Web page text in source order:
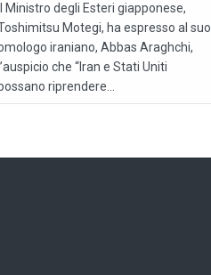
Il Ministro degli Esteri giapponese,
Motegi, ha espresso al suo
iraniano, Abbas Araghchi,
l’auspicio che “Iran e Stati Uniti
riprendere...